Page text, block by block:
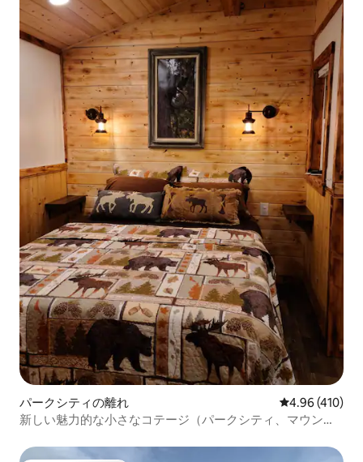
パークシティの離れ レビュー410
4.96 (410)
新しい魅力的な小さなコテージ（パークシティ、マウン